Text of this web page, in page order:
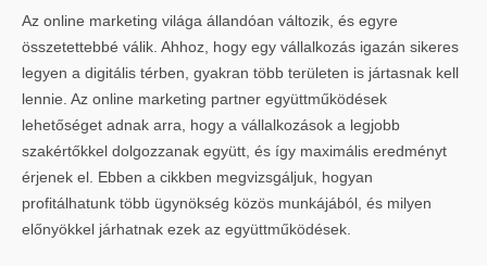
Az online marketing világa állandóan változik, és egyre
összetettebbé válik. Ahhoz, hogy egy vállalkozás igazán sikeres
legyen a digitális térben, gyakran több területen is jártasnak kell
lennie. Az online marketing partner együttműködések
lehetőséget adnak arra, hogy a vállalkozások a legjobb
szakértőkkel dolgozzanak együtt, és így maximális eredményt
érjenek el. Ebben a cikkben megvizsgáljuk, hogyan
profitálhatunk több ügynökség közös munkájából, és milyen
előnyökkel járhatnak ezek az együttműködések.